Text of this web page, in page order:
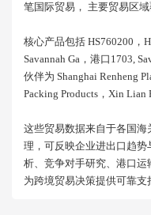
笔国际贸易， 主要贸易区域
核心产品包括 HS760200，
Savannah Ga，港口1703,
伙伴为 Shanghai Renheng
Packing Products，xin Lian
这些贸易数据来自于各国
理，可反映企业进出口趋
析、竞争对手研究、港口运
为跨境贸易决策提供可靠支